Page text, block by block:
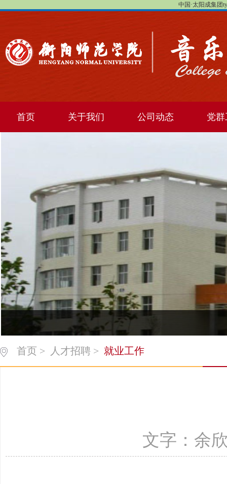
中国·太阳成集团
首页 关于我们 公司动态 党
首页 > 人才招聘 > 就业工作
文字：余